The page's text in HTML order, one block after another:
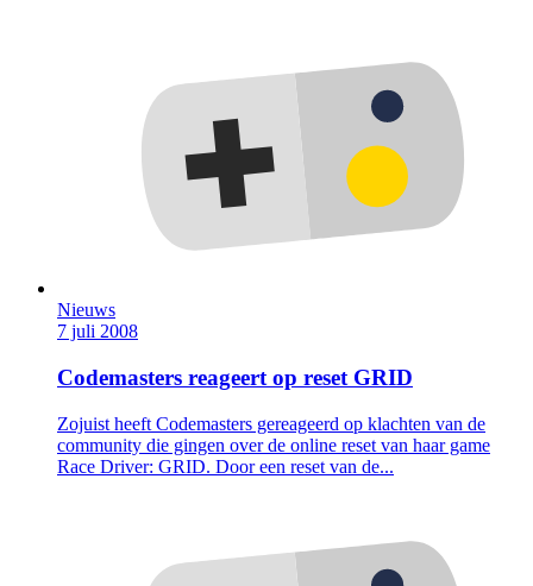
Nieuws
7 juli 2008
Codemasters reageert op reset GRID
Zojuist heeft Codemasters gereageerd op klachten van de
community die gingen over de online reset van haar game
Race Driver: GRID. Door een reset van de...